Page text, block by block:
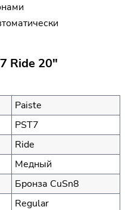
Ride 20"
Paiste
PST7
Ride
Медный
Бронза CuSn8
Regular